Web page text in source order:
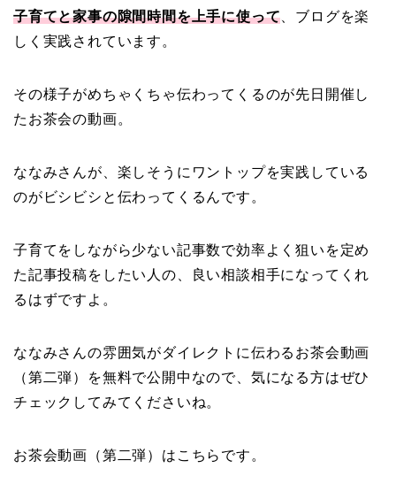
子育てと家事の隙間時間を上手に使って 、ブログを楽
しく実践されています。
その様子がめちゃくちゃ伝わってくるのが先日開催し
たお茶会の動画。
ななみさんが、楽しそうにワントップを実践している
のがビシビシと伝わってくるんです。
子育てをしながら少ない記事数で効率よく狙いを定め
た記事投稿をしたい人の、良い相談相手になってくれ
るはずですよ。
ななみさんの雰囲気がダイレクトに伝わるお茶会動画
（第二弾）を無料で公開中なので、気になる方はぜひ
チェックしてみてくださいね。
お茶会動画（第二弾）はこちらです。